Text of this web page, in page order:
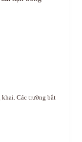
khai. Các trường bắt